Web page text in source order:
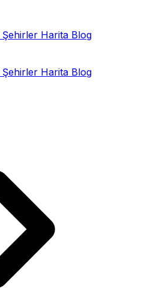
Şehirler Harita Blog
Şehirler Harita Blog